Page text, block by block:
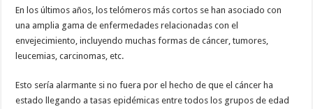
En los últimos años, los telómeros más cortos se han asociado con
una amplia gama de enfermedades relacionadas con el
envejecimiento, incluyendo muchas formas de cáncer, tumores,
leucemias, carcinomas, etc.
Esto sería alarmante si no fuera por el hecho de que el cáncer ha
estado llegando a tasas epidémicas entre todos los grupos de edad